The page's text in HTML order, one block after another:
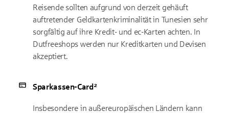
Reisende sollten aufgrund von derzeit gehäuft
auftretender Geldkartenkriminalität in Tunesien sehr
sorgfältig auf ihre Kredit- und ec-Karten achten. In
Dutfreeshops werden nur Kreditkarten und Devisen
akzeptiert.
Sparkassen-Card²
Insbesondere in außereuropäischen Ländern kann